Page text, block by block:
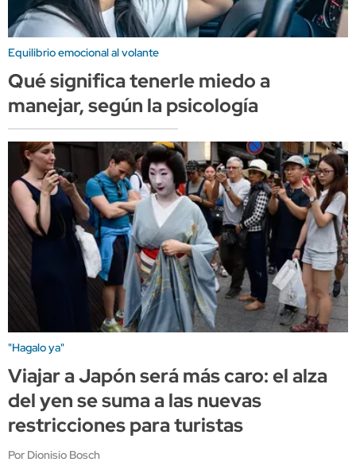
Equilibrio emocional al volante
Qué significa tenerle miedo a
manejar, según la psicología
"Hagalo ya"
Viajar a Japón será más caro: el alza
del yen se suma a las nuevas
restricciones para turistas
Por Dionisio Bosch